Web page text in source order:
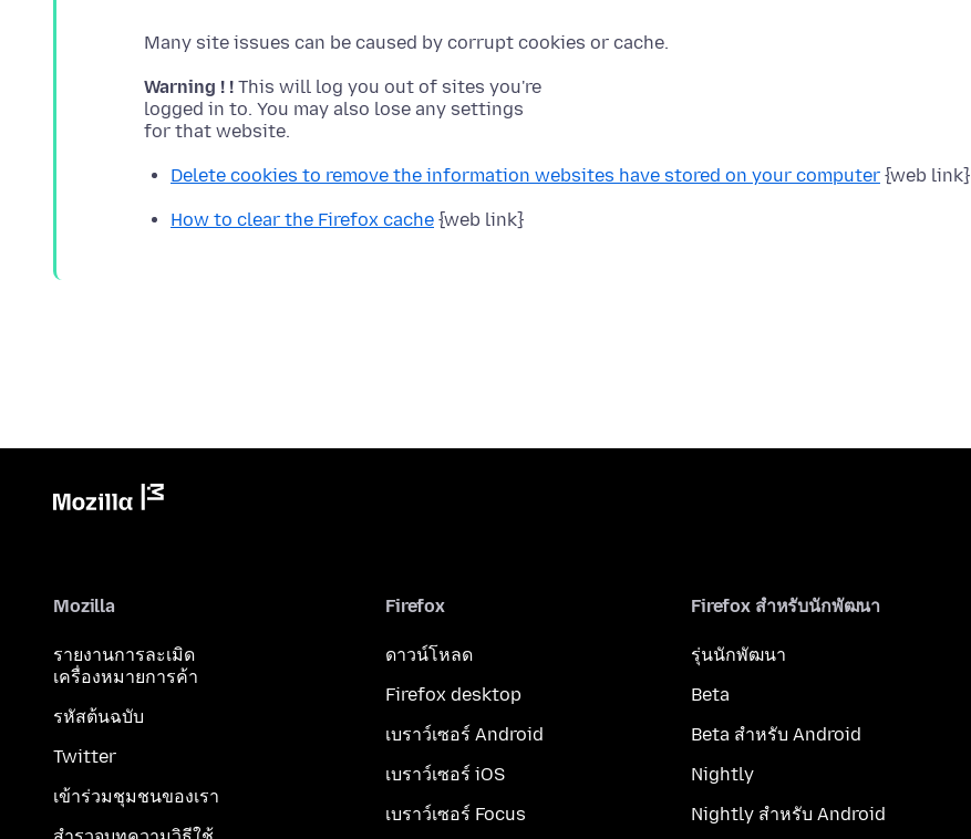
Warning ! ! This will log you out of sites you're
logged in to. You may also lose any settings
Delete cookies to remove the information websites have stored on your computer {web link}
How to clear the Firefox cache {web link}
Mozilla
รายงานการละเมิด
เครื่องหมายการค้า
รหัสต้นฉบับ
Twitter
เข้าร่วมชุมชนของเรา
Firefox
ดาวน์โหลด
Firefox desktop
เบราว์เซอร์ Android
เบราว์เซอร์ iOS
เบราว์เซอร์ Focus
Firefox สำหรับนักพัฒนา
รุ่นนักพัฒนา
Beta
Beta สำหรับ Android
Nightly
Nightly สำหรับ Android